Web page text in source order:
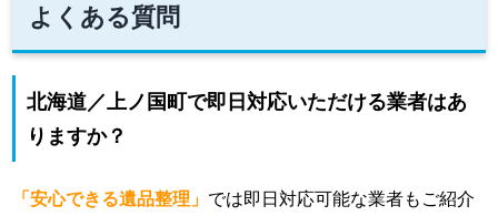
よくある質問
北海道／上ノ国町で即日対応いただける業者はあ
りますか？
「安心できる遺品整理」 では即日対応可能な業者もご紹介